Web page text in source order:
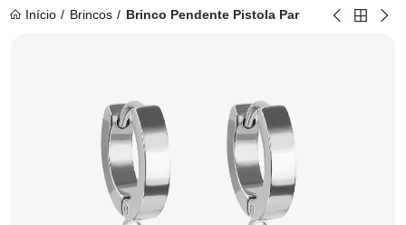
Início Brincos Brinco Pendente Pistola Par